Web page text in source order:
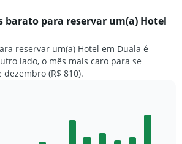
barato para reservar um(a) Hotel
reservar um(a) Hotel em Duala é
lado, o mês mais caro para se
(R$ 810).